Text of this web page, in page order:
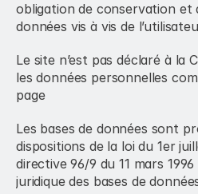
obligation de conservation et
données vis à vis de
Le site n’est pas déclaré à la
les données personnelles
page
Les bases de données sont
dispositions de la loi du 1er
directive 96/9 du 11 mars
juridique des bases de